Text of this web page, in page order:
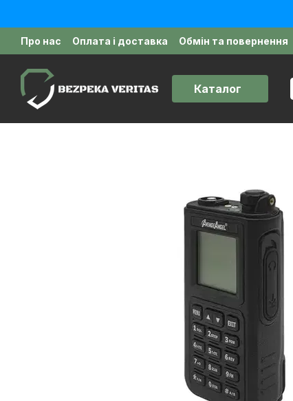
Про нас Оплата і доставка Обмін та повернення
Політика конфіденційності
Відгуки про магазин
Каталог